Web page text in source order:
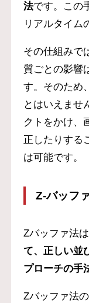
法です。この
リアルタイム
その仕組みで
質ごとの影響
す。そのため
とはいえませ
クトをかけ、
正したりする
は可能です。
Z-バッフ
Zバッファ法は
て、正しい並
プローチの手
Zバッファ法